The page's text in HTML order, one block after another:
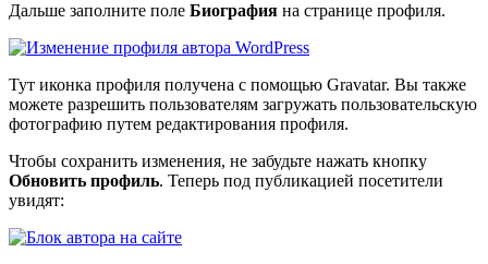
Дальше заполните поле Биография на странице профиля.
Тут иконка профиля получена с помощью Gravatar. Вы также
можете разрешить пользователям загружать пользовательскую
фотографию путем редактирования профиля.
Чтобы сохранить изменения, не забудьте нажать кнопку
Обновить профиль. Теперь под публикацией посетители
увидят: